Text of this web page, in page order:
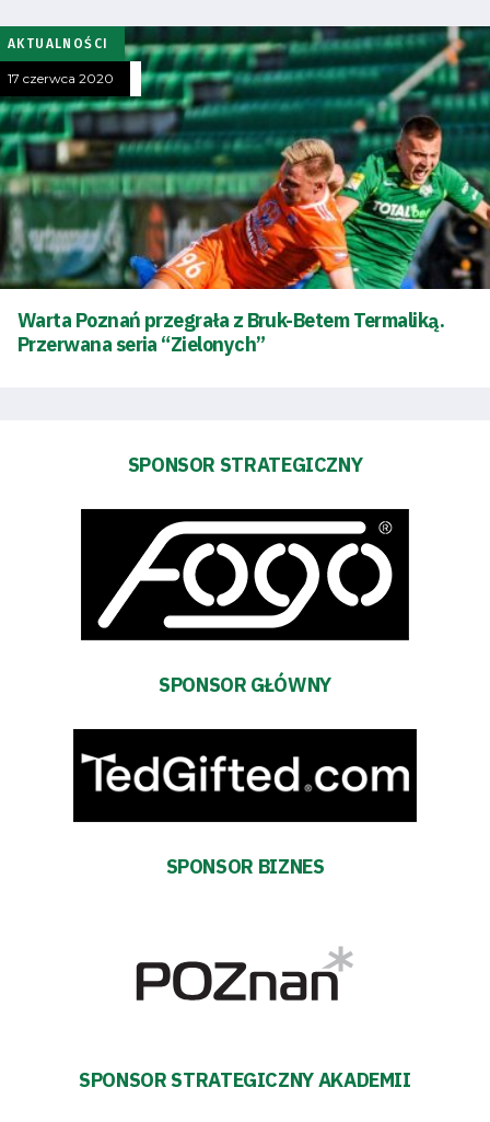
Dostępność
Tabela
zespół
AKTUALNOŚCI
17 czerwca 2020
Warta Poznań przegrała z Bruk-Betem Termaliką.
Przerwana seria “Zielonych”
SPONSOR STRATEGICZNY
SPONSOR GŁÓWNY
SPONSOR BIZNES
SPONSOR STRATEGICZNY AKADEMII